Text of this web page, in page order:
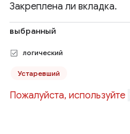
Закреплена ли вкладка.
выбранный
логический
Устаревший
Пожалуйста, используйте